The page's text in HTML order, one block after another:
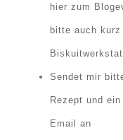
hier zum
bitte auch kurz
Sendet mir
Rezept und
Email an